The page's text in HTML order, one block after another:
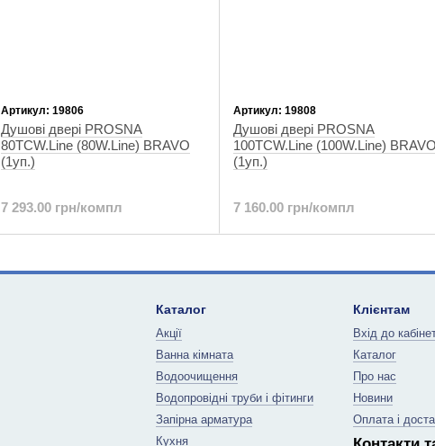
Артикул: 19806
Душові двері PROSNA
80TCW.Line (80W.Line) BRAVO
(1уп.)
7 293.00 грн/компл
Артикул: 19808
Душові двері PROSNA
100TCW.Line (100W.Line) BRAVO
(1уп.)
7 160.00 грн/компл
Каталог
Акції
Ванна кімната
Водоочищення
Водопровідні труби і фітинги
Запірна арматура
Кухня
Клієнтам
Вхід до
Каталог
Про нас
Новини
Оплата і